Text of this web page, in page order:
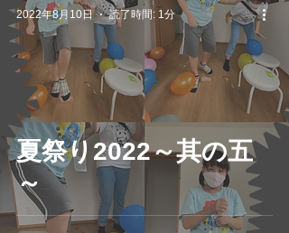
夏祭り2022～其の五
～
2022年8月10日 読了時間: 1分